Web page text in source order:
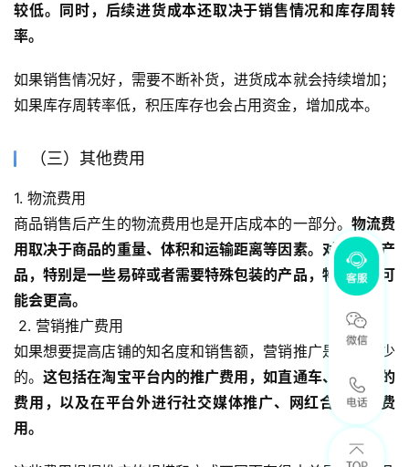
较低。同时，后续进货成本还取决于销售情况和库存周转
率。
如果销售情况好，需要不断补货，进货成本就会持续增加；
如果库存周转率低，积压库存也会占用资金，增加成本。
（三）其他费用
1. 物流费用
商品销售后产生的物流费用也是开店成本的一部分。 物流费
用取决于商品的重量、体积和运输距离等因素。对于美妆产
品，特别是一些易碎或者需要特殊包装的产品，物流成本可
能会更高。
2. 营销推广费用
如果想要提高店铺的知名度和销售额，营销推广是必不可少
的。这包括在淘宝平台内的推广费用，如直通车、钻展等的
费用，以及在平台外进行社交媒体推广、网红合作等的费
用。